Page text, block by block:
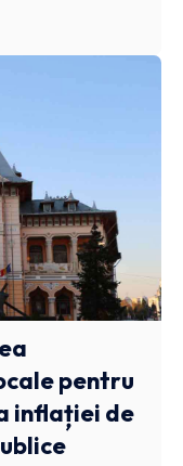
pentru
inflației de